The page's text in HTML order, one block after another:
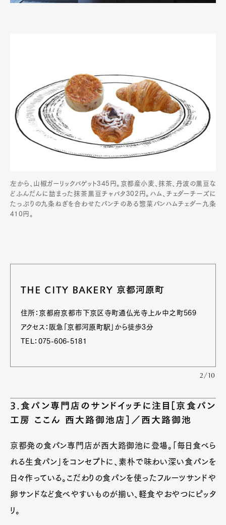
左から、山椒ガーリックバゲット345円。京都産小麦、抹茶、丹波の黒豆な
どふんだんに詰まった抹茶黒豆チャバタ302円。ハム、チェダーチーズに
たっぷりの九条ねぎを合わせたパンチのある惣菜パンハムチェダー九条
410円。
THE CITY BAKERY 京都河原町
住所：京都府京都市下京区寺町通仏光寺上ル中之町569
アクセス：阪急「京都河原町駅」から徒歩3分
TEL：075-606-5181
2/10
3.食パン専門店のサンドイッチに注目［京食パン
工房 ここん 西大路御池店］／西大路御池
京都発の食パン専門店が西大路御池に登場。「毎日食べら
れる生食パン」をコンセプトに、素朴で味わい深い食パンを
日々作っている。こだわりの食パンを使ったフルーツサンドや
卵サンドなど食べやすいものが揃い、軽食やおやつにピッタ
リ。